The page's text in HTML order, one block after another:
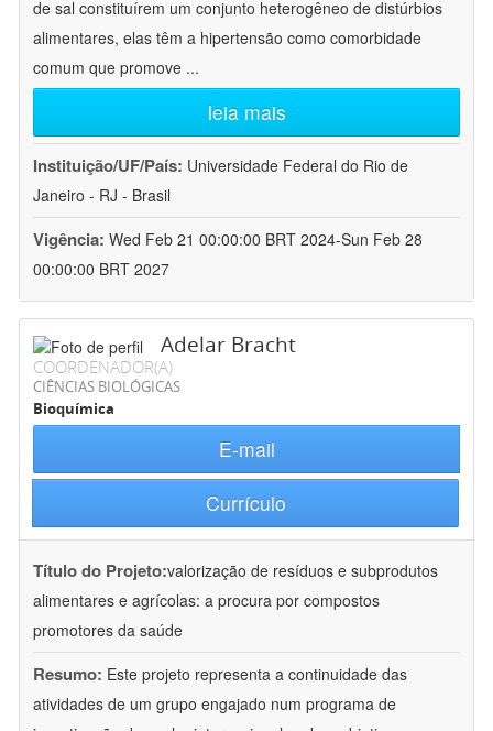
de sal constituírem um conjunto heterogêneo de distúrbios
alimentares, elas têm a hipertensão como comorbidade
comum que promove ...
leia mais
Instituição/UF/País: Universidade Federal do Rio de
Janeiro - RJ - Brasil
Vigência: Wed Feb 21 00:00:00 BRT 2024-Sun Feb 28
00:00:00 BRT 2027
Adelar Bracht
COORDENADOR(A)
CIÊNCIAS BIOLÓGICAS
Bioquímica
E-mail
Currículo
Título do Projeto:valorização de resíduos e subprodutos
alimentares e agrícolas: a procura por compostos
promotores da saúde
Resumo: Este projeto representa a continuidade das
atividades de um grupo engajado num programa de